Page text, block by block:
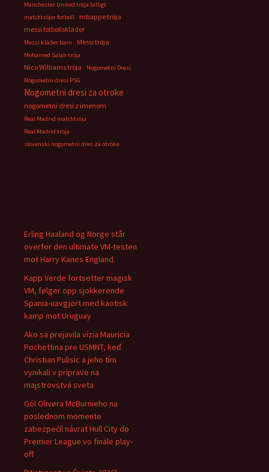
Manchester United tröja billigt
matchtröjor fotboll
mbappe tröja
messi fotbollskläder
Messi kläder barn Messi tröja
Mohamed Salah tröja
Nico Williams tröja
Nogometni Dresi
Nogometni dresi PSG
Nogometni dresi za otroke
nogometni dresi z imenom
Real Madrid matchtröja
Real Madrid tröja
slovenski nogometni dres za otroke
Erling Haaland og Norge står
overfor den ultimate VM-testen
mot Harry Kanes England.
Kapp Verde fortsetter magisk
VM, følger opp sjokkerende
Spania-uavgjort med kaotisk
kamp mot Uruguay
Ako sa prejavila vízia Mauricia
Pochettina pre USMNT, keď
Christian Pulisic a jeho tím
vynikali v príprave na
majstrovstvá sveta
Gól Olivera McBurnieho na
poslednom momente
zabezpečil návrat Hull City do
Premier League vo finále play-
off